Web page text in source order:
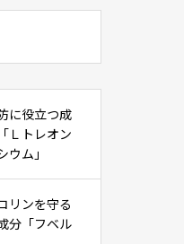
に役立つ成
Ｌトレオン
ウム」
リンを守る
分「フベル